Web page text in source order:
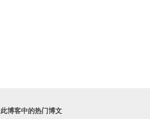
此博客中的热门博文